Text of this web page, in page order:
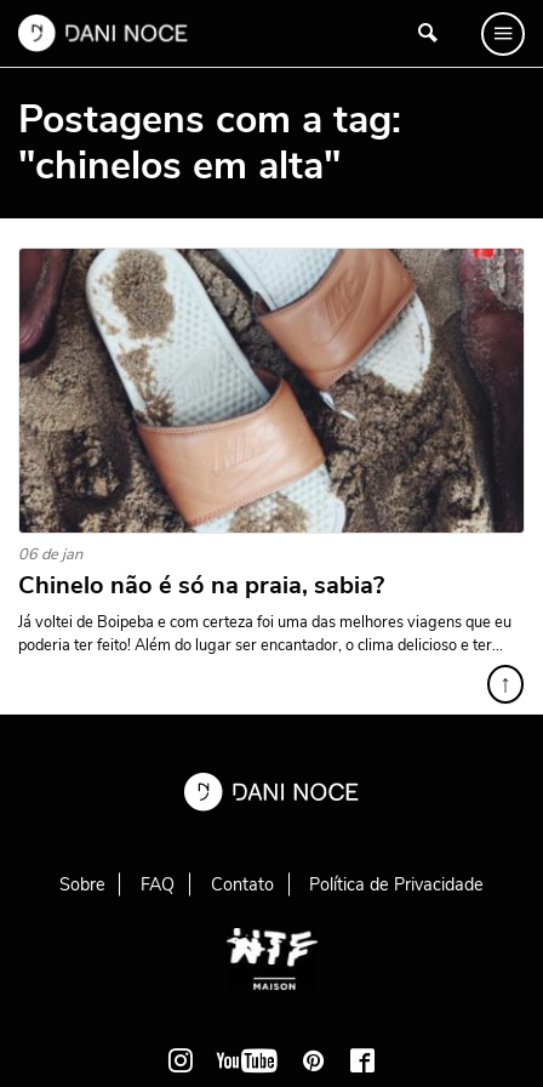
Postagens com a tag:
"chinelos em alta"
06 de jan
Chinelo não é só na praia, sabia?
Já voltei de Boipeba e com certeza foi uma das melhores viagens que eu
poderia ter feito! Além do lugar ser encantador, o clima delicioso e ter...
↑
Sobre FAQ Contato Política de Privacidade